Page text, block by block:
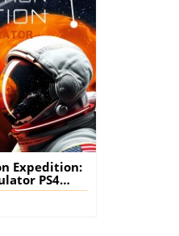
Expedition:
PS4